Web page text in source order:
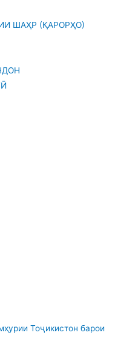
ШАҲР (ҚАРОРҲО)
Тоҷикистон барои